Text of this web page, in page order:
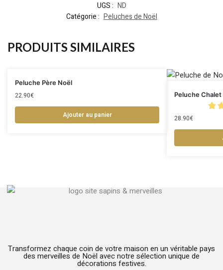
UGS : ND
Catégorie : Peluches de Noël
PRODUITS SIMILAIRES
Peluche Père Noël
22.90€
Ajouter au panier
Peluche
28.90€
Transformez chaque coin de votre maison en un véritable pays
des merveilles de Noël avec notre sélection unique de
décorations festives.